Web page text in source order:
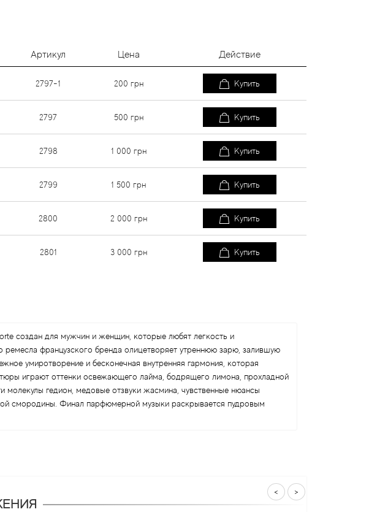
Артикул Цена Действие
2797-1 200 грн Купить
2797 500 грн Купить
2798 1 000 грн Купить
2799 1 500 грн Купить
2800 2 000 грн Купить
2801 3 000 грн Купить
создан для мужчин и женщин, которые любят легкость и
французского бренда олицетворяет утреннюю зарю, залившую
умиротворение и бесконечная внутренняя гармония, которая
играют оттенки освежающего лайма, бодрящего лимона, прохладной
молекулы гедион, медовые отзвуки жасмина, чувственные нюансы
смородины. Финал парфюмерной музыки раскрывается пудровым
< >